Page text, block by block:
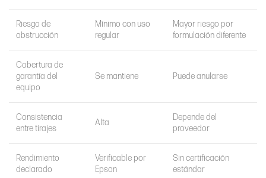
Riesgo de
obstrucción
Mínimo con uso
regular
Mayor riesgo por
formulación diferente
Cobertura de
garantía del
equipo
Se mantiene Puede anularse
Consistencia
entre tirajes
Alta
Depende del
proveedor
Rendimiento
declarado
Verificable por
Epson
Sin certificación
estándar